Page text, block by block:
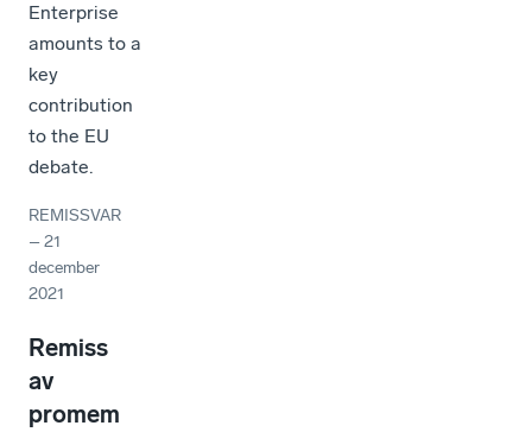
Enterprise
amounts to a
key
contribution
to the EU
debate.
REMISSVAR
–21
december
2021
Remiss
av
promem